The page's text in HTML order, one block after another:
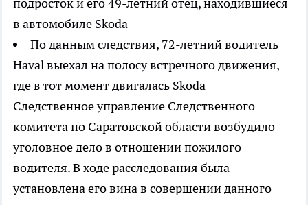
подросток и его 49-летний отец, находившиеся
в автомобиле Skoda
По данным следствия, 72-летний водитель
Haval выехал на полосу встречного движения,
где в тот момент двигалась Skoda
Следственное управление Следственного
комитета по Саратовской области возбудило
уголовное дело в отношении пожилого
водителя. В ходе расследования была
установлена его вина в совершении данного